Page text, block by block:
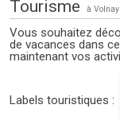
Tourisme à Volnay
Vous souhaitez
de vacances dans
maintenant vos
Labels touristiques :